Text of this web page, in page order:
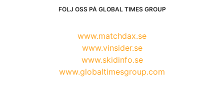
FÖLJ OSS PÅ GLOBAL TIMES GROUP
www.matchdax.se
www.vinsider.se
www.skidinfo.se
www.globaltimesgroup.com